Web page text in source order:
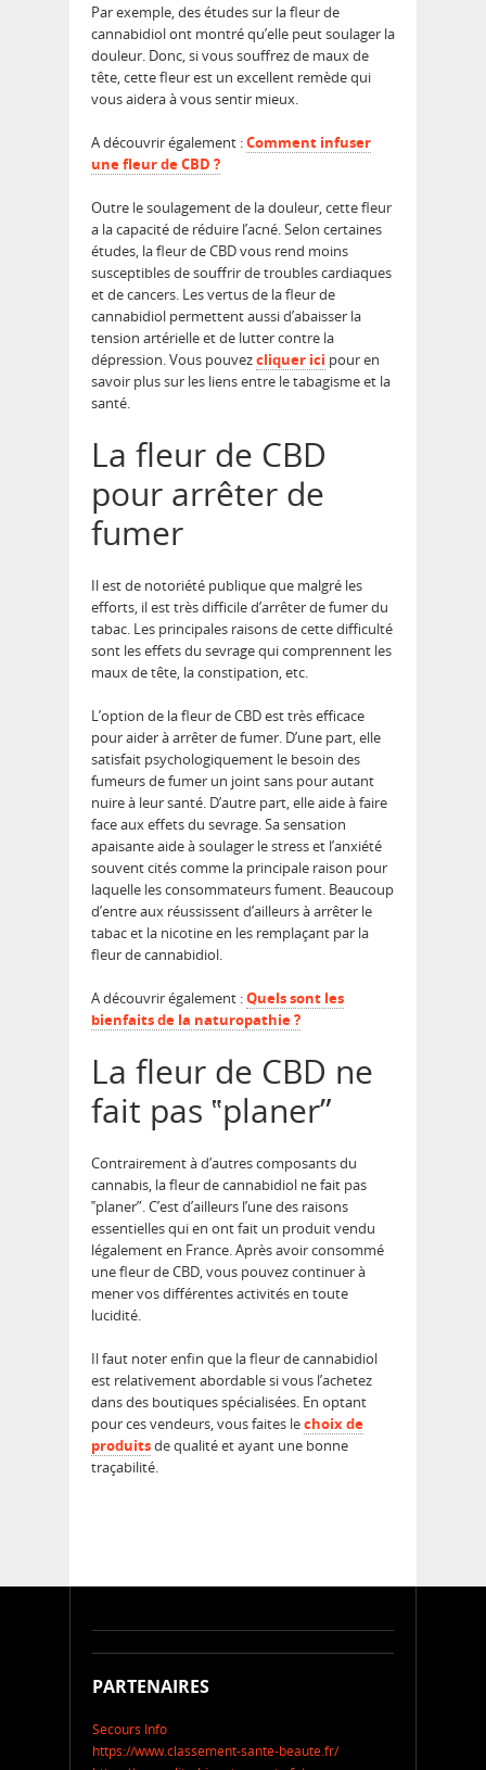
Par exemple, des études sur la fleur de
cannabidiol ont montré qu’elle peut soulager la
douleur. Donc, si vous souffrez de maux de
tête, cette fleur est un excellent remède qui
vous aidera à vous sentir mieux.
A découvrir également :Comment infuser
une fleur de CBD ?
Outre le soulagement de la douleur, cette fleur
a la capacité de réduire l’acné. Selon certaines
études, la fleur de CBD vous rend moins
susceptibles de souffrir de troubles cardiaques
et de cancers. Les vertus de la fleur de
cannabidiol permettent aussi d’abaisser la
tension artérielle et de lutter contre la
dépression. Vous pouvezcliquer ici pour en
savoir plus sur les liens entre le tabagisme et la
santé.
La fleur de CBD
pour arrêter de
fumer
Il est de notoriété publique que malgré les
efforts, il est très difficile d’arrêter de fumer du
tabac. Les principales raisons de cette difficulté
sont les effets du sevrage qui comprennent les
maux de tête, la constipation, etc.
L’option de la fleur de CBD est très efficace
pour aider à arrêter de fumer. D’une part, elle
satisfait psychologiquement le besoin des
fumeurs de fumer un joint sans pour autant
nuire à leur santé. D’autre part, elle aide à faire
face aux effets du sevrage. Sa sensation
apaisante aide à soulager le stress et l’anxiété
souvent cités comme la principale raison pour
laquelle les consommateurs fument. Beaucoup
d’entre aux réussissent d’ailleurs à arrêter le
tabac et la nicotine en les remplaçant par la
fleur de cannabidiol.
A découvrir également :Quels sont les
bienfaits de la naturopathie ?
La fleur de CBD ne
fait pas ‟planer”
Contrairement à d’autres composants du
cannabis, la fleur de cannabidiol ne fait pas
‟planer”. C’est d’ailleurs l’une des raisons
essentielles qui en ont fait un produit vendu
légalement en France. Après avoir consommé
une fleur de CBD, vous pouvez continuer à
mener vos différentes activités en toute
lucidité.
Il faut noter enfin que la fleur de cannabidiol
est relativement abordable si vous l’achetez
dans des boutiques spécialisées. En optant
pour ces vendeurs, vous faites lechoix de
produitsde qualité et ayant une bonne
traçabilité.
PARTENAIRES
Secours Info
https://www.classement-sante-beaute.fr/